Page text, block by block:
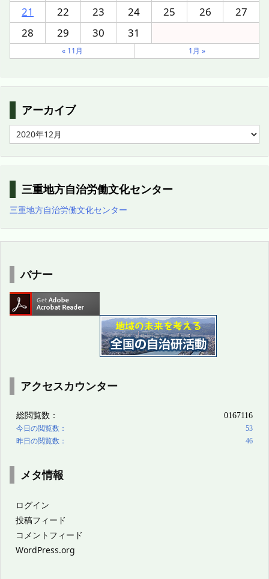
21
22 23 24 25 26
27
28
29 30 31
« 11月 1月 »
アーカイブ
ア
ー
カ
イ
ブ
三重地方自治労働文化センター
三重地方自治労働文化センター
バナー
アクセスカウンター
メタ情報
ログイン
投稿フィード
コメントフィード
WordPress.org